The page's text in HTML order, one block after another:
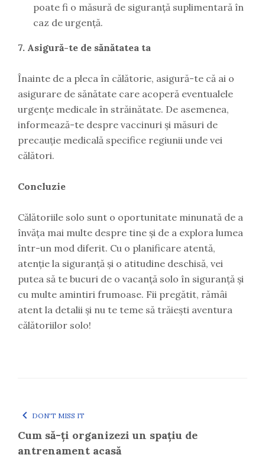
poate fi o măsură de siguranță suplimentară în
caz de urgență.
7. Asigură-te de sănătatea ta
Înainte de a pleca în călătorie, asigură-te că ai o
asigurare de sănătate care acoperă eventualele
urgențe medicale în străinătate. De asemenea,
informează-te despre vaccinuri și măsuri de
precauție medicală specifice regiunii unde vei
călători.
Concluzie
Călătoriile solo sunt o oportunitate minunată de a
învăța mai multe despre tine și de a explora lumea
într-un mod diferit. Cu o planificare atentă,
atenție la siguranță și o atitudine deschisă, vei
putea să te bucuri de o vacanță solo în siguranță și
cu multe amintiri frumoase. Fii pregătit, rămâi
atent la detalii și nu te teme să trăiești aventura
călătoriilor solo!
DON'T MISS IT
Cum să-ți organizezi un spațiu de
antrenament acasă